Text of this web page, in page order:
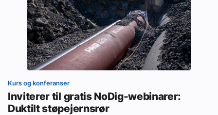
Kurs og konferanser
Inviterer til gratis NoDig-webinarer:
Duktilt støpejernsrør